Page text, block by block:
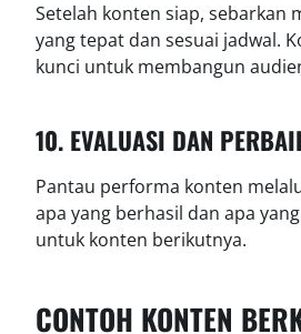
Setelah konten siap, sebarkan
yang tepat dan sesuai jadwal.
kunci untuk membangun
10. EVALUASI DAN
Pantau performa konten
apa yang berhasil dan apa
untuk konten berikutnya.
CONTOH KONTEN